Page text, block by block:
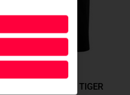
TASMANIAN TIGER